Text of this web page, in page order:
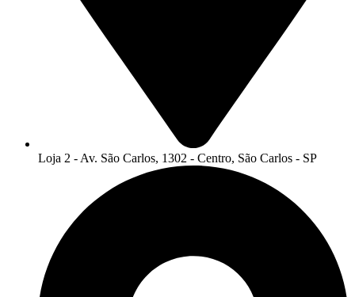
Loja 2 - Av. São Carlos, 1302 - Centro, São Carlos - SP